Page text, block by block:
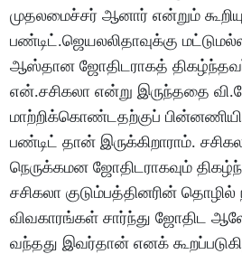
முதலமைச்சர் ஆனார் என்றும்
பண்டிட்.ஜெயலலிதாவுக்கு
ஆஸ்தான ஜோதிடராகத்
என்.சசிகலா என்று இருந்ததை
மாற்றிக்கொண்டதற்குப்
பண்டிட் தான் இருக்கிறாராம்.
நெருக்கமன ஜோதிடராகவும்
சசிகலா குடும்பத்தினரின் தொழில்
விவகாரங்கள் சார்ந்து ஜோதிட
வந்தது இவர்தான் எனக்